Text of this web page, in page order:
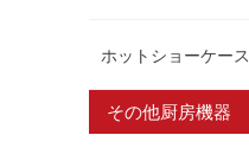
ホットショーケース
その他厨房機器